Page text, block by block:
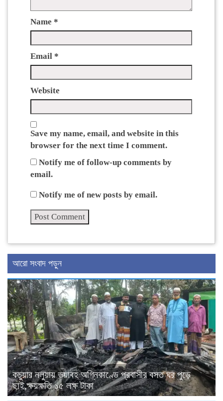
Name *
Email *
Website
Save my name, email, and website in this
browser for the next time I comment.
Notify me of follow-up comments by
email.
Notify me of new posts by email.
আরো সংবাদ পড়ুন
কচুয়ার নলুয়ায় ভয়াবহ অগ্নিকাণ্ডে প্রবাসীর বসত ঘর পুড়ে
ছাই,ক্ষয়ক্ষতি ১৫ লক্ষ টাকা